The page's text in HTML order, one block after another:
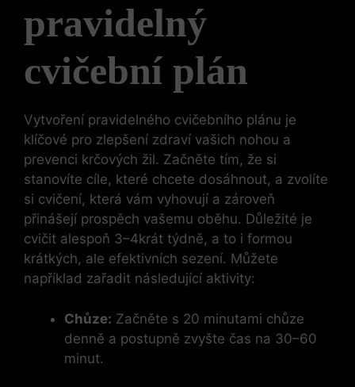
pravidelný
cvičební plán
Vytvoření pravidelného cvičebního plánu je
klíčové pro zlepšení zdraví vašich nohou a
prevenci krčových žil. Začněte tím, že si
stanovíte cíle, které chcete dosáhnout, a zvolíte
si cvičení, která vám vyhovují a zároveň
přinášejí prospěch vašemu oběhu. Důležité je
cvičit alespoň 3–4krát týdně, a to i formou
krátkých, ale efektivních sezení. Můžete
například zařadit následující aktivity:
Chůze: Začněte s 20 minutami chůze
denně a postupně zvyšte čas na 30–60
minut.